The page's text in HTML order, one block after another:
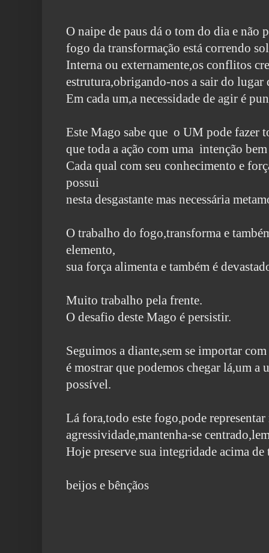
O naipe de paus dá o tom do dia e não
fogo da transformação está correndo
Interna ou externamente,os conflitos
estrutura,obrigando-nos a sair do lugar
Em cada um,a necessidade de agir é
Este Mago sabe que o UM pode fazer
que toda a ação com uma intenção
Cada qual com seu conhecimento e
possui
nesta desgastante mas necessária
O trabalho do fogo,transforma e
elemento,
sua força alimenta e também é
Muito trabalho pela frente.
O desafio deste Mago é persistir.
Seguimos a diante,sem se importar
é mostrar que podemos chegar lá,um a
possível.
Lá fora,todo este fogo,pode
agressividade,mantenha-se
Hoje preserve sua integridade acima de
beijos e bênçãos